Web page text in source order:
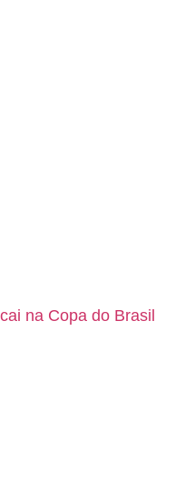
na Copa do Brasil